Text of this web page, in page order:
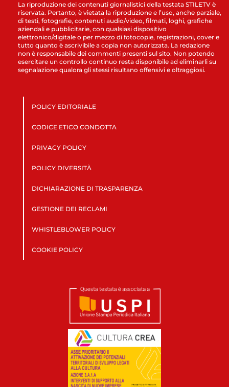
La riproduzione dei contenuti giornalistici della testata STILETV è
riservata. Pertanto, è vietata la riproduzione e l’uso, anche parziale,
di testi, fotografie, contenuti audio/video, filmati, loghi, grafiche
aziendali e pubblicitarie, con qualsiasi dispositivo
elettronico/digitale o per mezzo di fotocopie, registrazioni, cover e
tutto quanto è ascrivibile a copia non autorizzata. La redazione
non è responsabile dei commenti presenti sul sito. Non potendo
esercitare un controllo continuo resta disponibile ad eliminarli su
segnalazione qualora gli stessi risultano offensivi e oltraggiosi.
POLICY EDITORIALE
CODICE ETICO CONDOTTA
PRIVACY POLICY
POLICY DIVERSITÀ
DICHIARAZIONE DI TRASPARENZA
GESTIONE DEI RECLAMI
WHISTLEBLOWER POLICY
COOKIE POLICY